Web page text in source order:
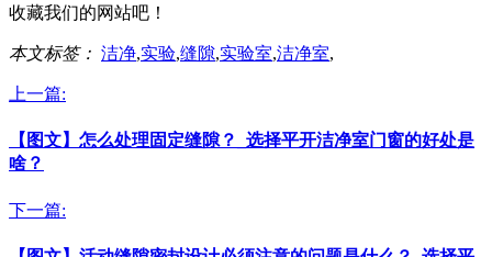
收藏我们的网站吧！
本文标签： 洁净,实验,缝隙,实验室,洁净室,
上一篇:
【图文】怎么处理固定缝隙？_选择平开洁净室门窗的好处是
啥？
下一篇: